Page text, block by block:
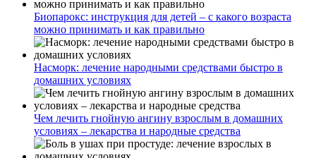
Биопарокс: инструкция для детей – с какого возраста
можно принимать и как правильно
Насморк: лечение народными средствами быстро в
домашних условиях
Чем лечить гнойную ангину взрослым в домашних
условиях – лекарства и народные средства